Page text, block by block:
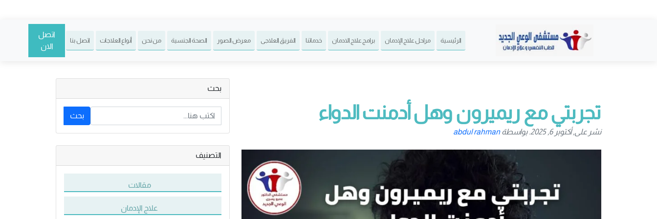
الرئيسية مراحل علاج الإدمان برامج علاج الادمان خدماتنا الفريق العلاجى معرض الصور الصحة الجنسية من نحن أنواع العلاجات اتصل بنا
اتصل
الان
تجربتي مع ريميرون وهل أدمنت الدواء
نشر على, أكتوبر 6, 2025. بواسطة abdul rahman
بحث
بحث
التصنيف
مقالات
علاج الإدمان